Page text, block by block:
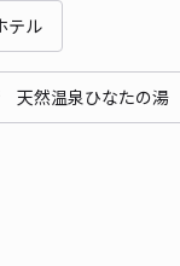
テル
天然温泉ひなたの湯